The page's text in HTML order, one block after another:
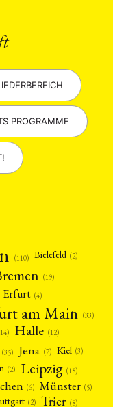
PROGRAMME
(110) Bielefeld (2)
(19)
Erfurt (4)
am Main (33)
Halle (12)
(35) Jena (7) Kiel (3)
(2) Leipzig (18)
(6) Münster (5)
(2) Trier (8)